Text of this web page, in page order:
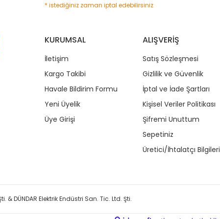
* istediğiniz zaman iptal edebilirsiniz
KURUMSAL
İletişim
Kargo Takibi
Havale Bildirim Formu
Yeni Üyelik
Üye Girişi
ALIŞVERİŞ
Satış Sözleşmesi
Gizlilik ve Güvenlik
İptal ve İade Şartları
Kişisel Veriler Politikası
Şifremi Unuttum
Sepetiniz
Üretici/İhtalatçı Bilgileri
& DÜNDAR Elektrik Endüstri San. Tic. Ltd. Şti.